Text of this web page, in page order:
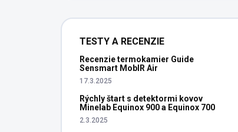
TESTY A RECENZIE
Recenzie termokamier Guide
Sensmart MobIR Air
17.3.2025
Rýchly štart s detektormi kovov
Minelab Equinox 900 a Equinox 700
2.3.2025